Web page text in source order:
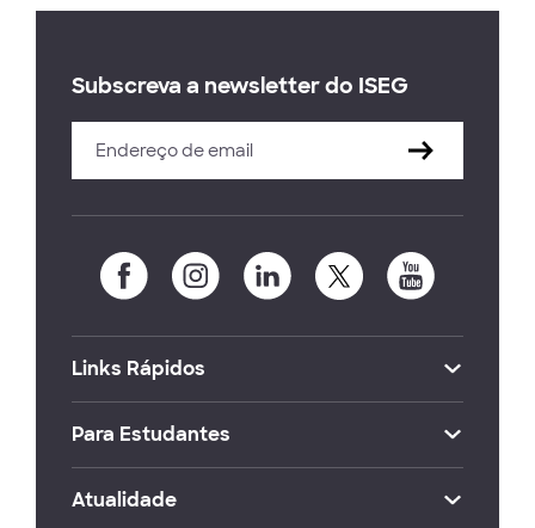
Subscreva a newsletter do ISEG
Links Rápidos
Para Estudantes
Atualidade